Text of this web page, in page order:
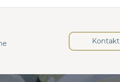
Kontakt